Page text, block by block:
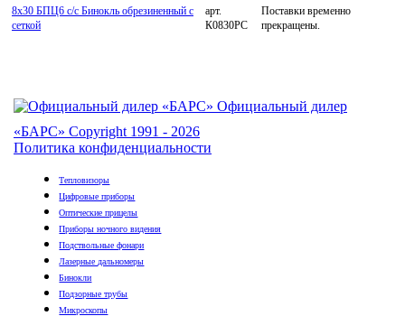
8х30 БПЦ6 c/c Бинокль обрезиненный с
сеткой
арт.
К0830РС
Поставки временно
прекращены.
Официальный дилер
«БАРС» Copyright 1991 - 2026
Политика конфиденциальности
Тепловизоры
Цифровые приборы
Оптические прицелы
Приборы ночного видения
Подствольные фонари
Лазерные дальномеры
Бинокли
Подзорные трубы
Микроскопы